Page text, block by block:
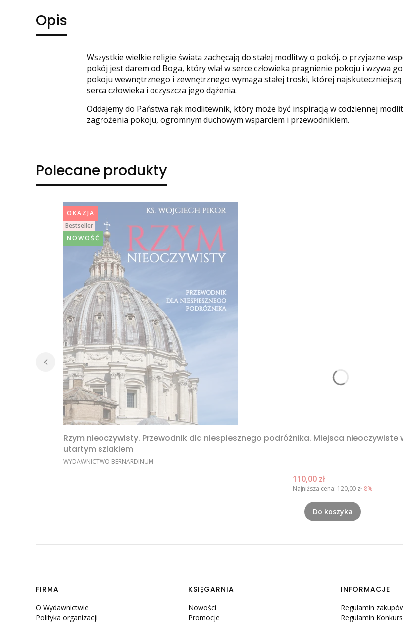
Opis
Wszystkie wielkie religie świata zachęcają do stałej modlitwy o pokój, o przyjazne
pokój jest darem od Boga, który wlał w serce człowieka pragnienie pokoju i wzywa
pokoju wewnętrznego i zewnętrznego wymaga stałej troski, której
serca człowieka i oczyszcza jego dążenia.
Oddajemy do Państwa rąk modlitewnik, który może być inspiracją w codziennej
zagrożenia pokoju, ogromnym duchowym wsparciem i przewodnikiem.
Polecane produkty
OKAZJA
Bestseller
NOWOŚĆ
Rzym nieoczywisty. Przewodnik dla niespiesznego podróżnika. Miejsca nieoczywiste
utartym szlakiem
PRODUCENT
WYDAWNICTWO BERNARDINUM
Cena promocyjna
110,00 zł
Najniższa cena: 120,00 zł-8%
Do koszyka
Linki w stopce
FIRMA
O Wydawnictwie
Polityka organizacji
KSIĘGARNIA
Nowości
Promocje
INFORMACJE
Regulamin
Regulamin